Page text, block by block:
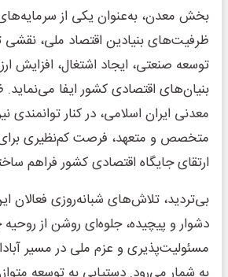
بخش معدن، به‌عنوان یکی از
ظرفیت‌های بنیادین اقتصاد ملی، نقشی
توسعه صنعتی، ایجاد اشتغال، افزایش
بنیان‌های اقتصادی کشور ایفا
معدنی ایران اسلامی، در کنار توانمندی
متخصص و متعهد، فرصت کم‌نظیری برای
ارتقای جایگاه اقتصادی کشور فراهم
بی‌تردید، تلاش‌های شبانه‌روزی فعالان
دشوار و پیچیده، جلوه‌ای روشن از
مسئولیت‌پذیری و عزم ملی در مسیر